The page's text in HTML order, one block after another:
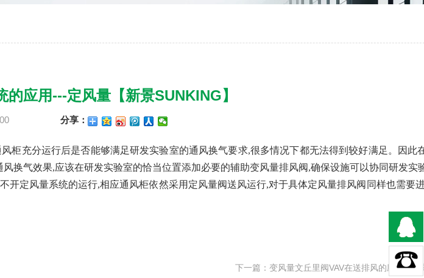
的应用---定风量【新景SUNKING】
分享：
柜充分运行后是否能够满足研发实验室的通风换气要求,很多情况下都无法得到较好满足。因此
换气效果,应该在研发实验室的恰当位置添加必要的辅助变风量排风阀,确保设施可以协同研发实
定风量系统的运行,相应通风柜依然采用定风量阀送风运行,对于具体定风量排风阀同样也需要
下一篇：变风量文丘里阀VAV在送排风的应用【新